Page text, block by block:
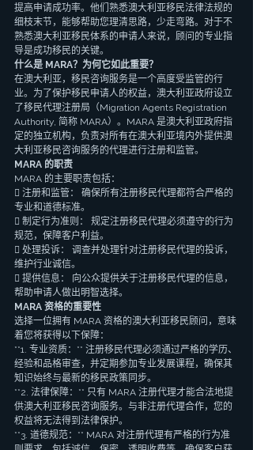
提高申请成功率。他们熟悉澳大利亚移民法律法规的
细枝末节，能够帮助您理清思路，少走弯路。对于不
熟悉澳大利亚移民体系的申请人来说，顾问的专业指
导是成功移民的关键。
什么是 MARA？为何它如此重要？
在澳大利亚，移民咨询服务是一个高度受监管的行
业。为了保护移民申请人的权益，澳大利亚政府设立
了移民代理注册局（Migration Agents Registration
Authority, 简称 MARA）。MARA 是澳大利亚政府指
定的独立机构，负责对所有在澳大利亚境内外提供澳
大利亚移民咨询服务的代理进行注册和监管。
MARA 的职责
MARA 的主要职责包括：
 注册和监管： 确保所有注册移民代理都符合严格的
专业和道德标准。
 制定行为准则： 规定注册移民代理必须遵守的行为
规范，保障客户利益。
 处理投诉： 调查并处理针对注册移民代理的投诉，
维护行业诚信。
 提供信息： 向公众提供关于注册移民代理的信息，
帮助申请人做出明智选择。
MARA 资格的重要性
选择一位拥有 MARA 资格的澳大利亚移民顾问，意味
着您将获得以下保障：
**1. 专业资质：** 注册移民代理必须通过严格的学历、
经验和品格审查，并定期参加专业发展课程，确保其
知识始终与最新的移民政策同步。
**2. 法律保障：** 只有 MARA 注册代理才能合法地提
供澳大利亚移民咨询服务。与非注册代理合作，您的
权益将无法得到法律保护。
**3. 道德规范：** MARA 对注册代理有严格的行为准